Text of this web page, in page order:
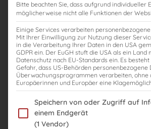
Steuerberaterprüfung: Ablauf
Steuerberaterexamens
Dr. Jörg Lindemer
Mündliche Prüfung,Steuerberater ,
Steuerberaterklausuren
ablauf ,inhalt, klausuren,kurzvortrag
steuerberaterprüfung,
Bitte beachten Sie, dass aufgrund individueller
möglicherweise nicht alle Funktionen der
Einige Services verarbeiten
Mit Ihrer Einwilligung zur Nutzung dieser
in die Verarbeitung Ihrer Daten in den USA
GDPR ein. Der EuGH stuft die USA als ein
Datenschutz nach EU-Standards ein. Es
Gefahr, dass US-Behörden personenbezogene
Überwachungsprogrammen verarbeiten, ohne
Europäerinnen und Europäer eine
Im Folgenden finden Sie eine Liste der
Speichern von oder Zugriff auf
einem Endgerät
(1 Vendor)